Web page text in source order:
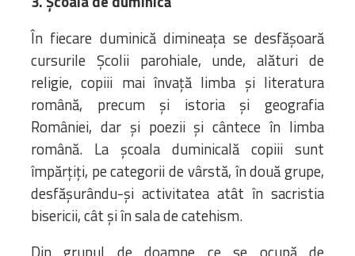
În fiecare duminică dimineaţa se desfăşoară
cursurile Școlii parohiale, unde, alături de
religie, copiii mai învaţă limba şi literatura
română, precum şi istoria şi geografia
României, dar și poezii și cântece în limba
română. La școala duminicală copiii sunt
împărțiți, pe categorii de vârstă, în două grupe,
desfășurându-și activitatea atât în sacristia
bisericii, cât și în sala de catehism.